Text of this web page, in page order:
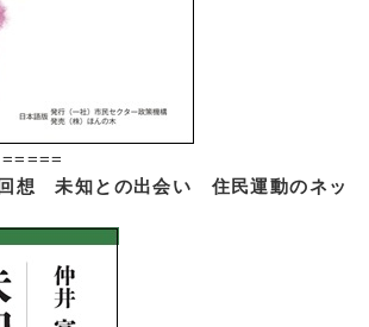
回想 未知との出会い 住民運動のネッ